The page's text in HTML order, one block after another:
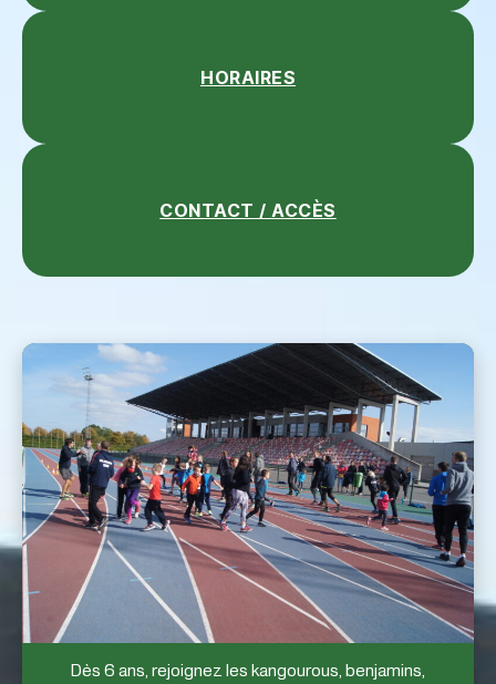
HORAIRES
CONTACT / ACCÈS
Dès 6 ans, rejoignez les kangourous, benjamins,